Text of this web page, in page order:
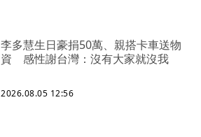
李多慧生日豪捐50萬、親搭卡車送物
資 感性謝台灣：沒有大家就沒我
2026.08.05 12:56